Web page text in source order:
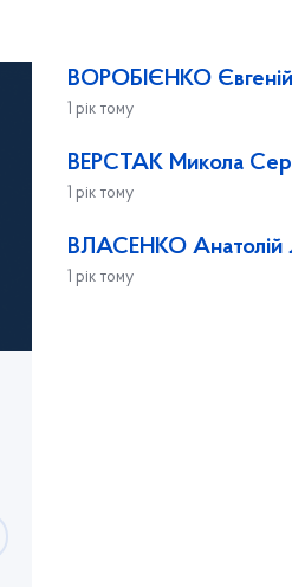
ВОРОБІЄНКО Євгеній
1 рік тому
ВЕРСТАК Микола
1 рік тому
ВЛАСЕНКО Анатолій
1 рік тому